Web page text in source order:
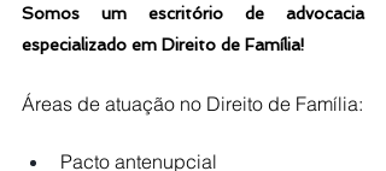
Somos um escritório de advocacia
especializado em Direito de Família!
Áreas de atuação no Direito de Família:
Pacto antenupcial